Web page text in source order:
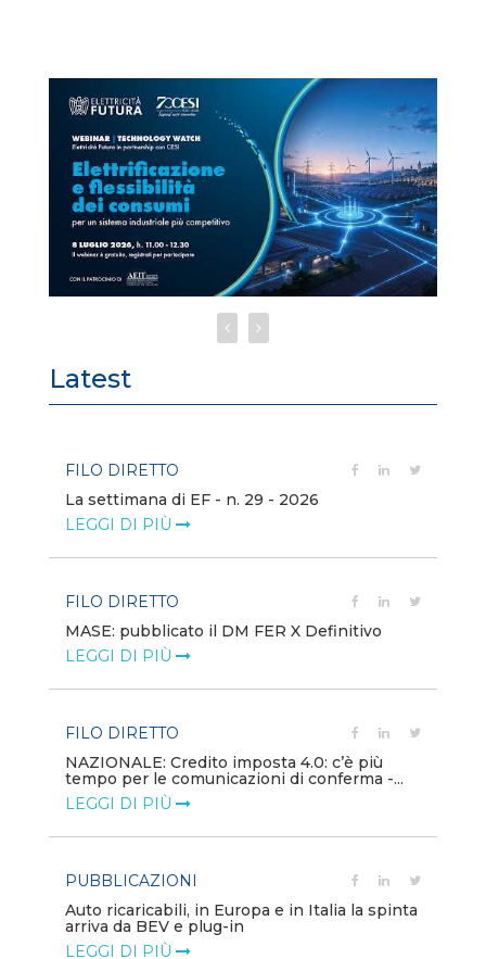
Latest
FILO DIRETTO
La settimana di EF - n. 29 - 2026
LEGGI DI PIÙ
FILO DIRETTO
MASE: pubblicato il DM FER X Definitivo
LEGGI DI PIÙ
FILO DIRETTO
NAZIONALE: Credito imposta 4.0: c’è più
tempo per le comunicazioni di conferma -...
LEGGI DI PIÙ
PUBBLICAZIONI
Auto ricaricabili, in Europa e in Italia la spinta
arriva da BEV e plug-in
LEGGI DI PIÙ